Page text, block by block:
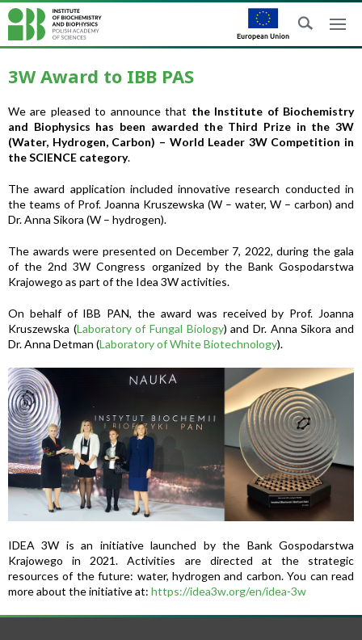
3W Award to IBB PAS
We are pleased to announce that the Institute of Biochemistry
and Biophysics has been awarded the Third Prize in the 3W
(Water, Hydrogen, Carbon) – World Leader 3W Competition in
the SCIENCE category.
The award application included innovative research conducted in
the teams of Prof. Joanna Kruszewska (W – water, W – carbon) and
Dr. Anna Sikora (W – hydrogen).
The awards were presented on December 7, 2022, during the gala
of the 2nd 3W Congress organized by the Bank Gospodarstwa
Krajowego as part of the Idea 3W activities.
On behalf of IBB PAN, the award was received by Prof. Joanna
Kruszewska (Laboratory of Fungal Biology) and Dr. Anna Sikora and
Dr. Anna Detman (Laboratory of White Biotechnology).
IDEA 3W is an initiative launched by the Bank Gospodarstwa
Krajowego in 2021. Activities are directed at the strategic
resources of the future: water, hydrogen and carbon. You can read
more about the initiative at: https://idea3w.org/en/idea-3w